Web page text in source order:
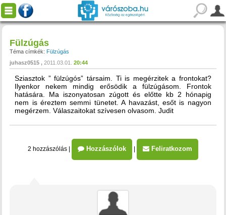
Fülzúgás
Téma címkék: Fülzúgás
juhasz0515
2011.03.01. 20:44
Sziasztok ” fülzúgós” társaim. Ti is megérzitek a frontokat?
Ilyenkor nekem mindig erősödik a fülzúgásom. Frontok
hatására. Ma iszonyatosan zúgott és előtte kb 2 hónapig
nem is éreztem semmi tünetet. A havazást, esőt is nagyon
megérzem. Válaszaitokat szívesen olvasom. Judit
2 hozzászólás Hozzászólok Feliratkozom